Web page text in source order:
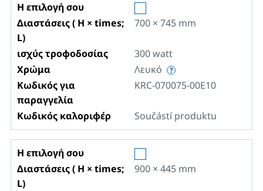
Η επιλογή σου
Διαστάσεις ( H × times;
L)
700 × 745 mm
ισχύς τροφοδοσίας 300watt
Χρώμα
Λευκό
Κωδικός για
παραγγελία
KRC-070075-00E10
Κωδικός καλοριφέρ Součástí produktu
Η επιλογή σου
Διαστάσεις ( H × times;
L)
900 × 445 mm